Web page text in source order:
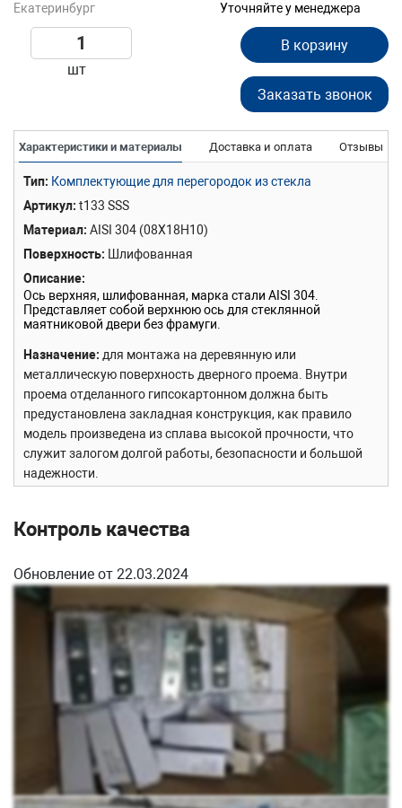
Екатеринбург
Уточняйте у менеджера
шт
В корзину
Заказать звонок
Характеристики и материалы Доставка и оплата Отзывы
Тип Комплектующие для перегородок из стекла
Артикул t133 SSS
Материал AISI 304 (08Х18Н10)
Поверхность
Шлифованная
Описание
Ось верхняя, шлифованная, марка стали AISI 304.
Представляет собой верхнюю ось для стеклянной
маятниковой двери без фрамуги.
Назначение для монтажа на деревянную или
металлическую поверхность дверного проема. Внутри
проема отделанного гипсокартонном должна быть
предустановлена закладная конструкция, как правило
модель произведена из сплава высокой прочности, что
служит залогом долгой работы, безопасности и большой
надежности.
деформациям.
фиксируется в потолок
Контроль качества
Обновление от 22.03.2024